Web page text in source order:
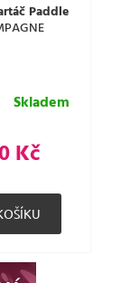
Paddle
Skladem
Kč